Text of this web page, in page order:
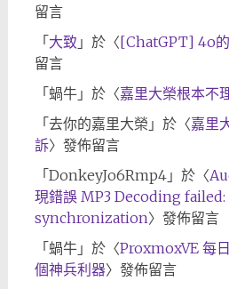
留言
「大致 」於〈[ChatGPT] 4o
留言
「蝸牛」於〈嘉里大榮根本不
「去你的嘉里大榮 」於〈嘉里
訴〉發佈留言
「DonkeyJo6Rmp4」於〈
現錯誤 MP3 Decoding
synchronization〉發佈留言
「蝸牛」於〈ProxmoxVE 每
個神兵利器〉發佈留言